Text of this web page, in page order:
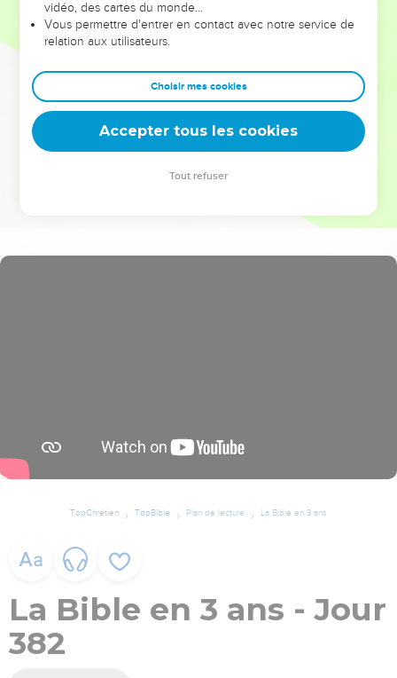
sont elles qui les ont façonnés.
Dans cette conférence, leaders, entrepreneurs, et responsables
clés pour avancer avec plus de sagesse afin que leurs erreurs
deviennent vos tremplins. Que vous guidiez un ministère, une
équipe, un groupe ou une famille, leur expérience est faite
TopChrétien TopBible Plan de lecture La Bible en 3 ans
La Bible en 3 ans - Jour
382
vidéo, des cartes du monde…
Vous permettre d'entrer en contact avec notre service de
relation aux utilisateurs.
Choisir mes cookies
Accepter tous les cookies
Tout refuser